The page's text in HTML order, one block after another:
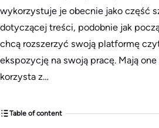
wykorzystuje je obecnie jako część
dotyczącej treści, podobnie jak
chcą rozszerzyć swoją platformę
ekspozycję na swoją pracę. Mają
korzysta z…
Table of content